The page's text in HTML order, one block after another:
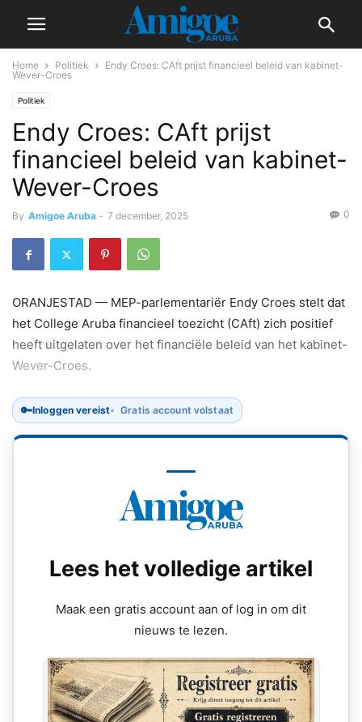
Home Politiek
Endy Croes: CAft prijst financieel beleid van kabinet-
Wever-Croes
Politiek
Endy Croes: CAft prijst
financieel beleid van kabinet-
Wever-Croes
By Amigoe Aruba - 7 december, 2025 0
ORANJESTAD — MEP-parlementariër Endy Croes stelt dat
het College Aruba financieel toezicht (CAft) zich positief
heeft uitgelaten over het financiële beleid van het kabinet-
Wever-Croes.
🔑Inloggen vereist Gratis account volstaat
Lees het volledige artikel
Maak een gratis account aan of log in om dit
nieuws te lezen.